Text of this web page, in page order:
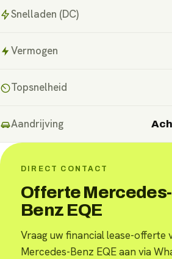
Snelladen (DC)
Vermogen
Topsnelheid
Aandrijving
DIRECT CONTACT
Offerte Mercedes-
Benz EQE
Vraag uw financial lease-offerte
Mercedes-Benz EQE aan via